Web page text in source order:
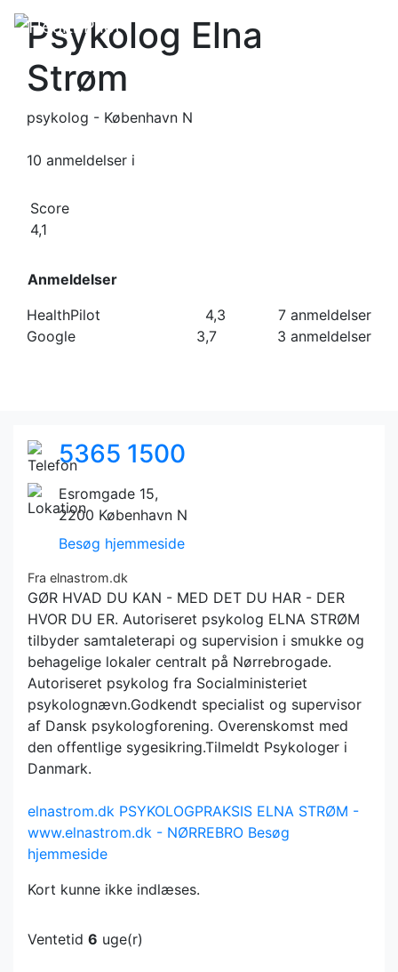
Psykolog Elna
Strøm
psykolog - København N
10 anmeldelser i
Score
4,1
Anmeldelser
HealthPilot
4,3
7 anmeldelser
Google
3,7 3 anmeldelser
5365 1500
Esromgade 15,
2200 København N
Besøg hjemmeside
Fra elnastrom.dk
GØR HVAD DU KAN - MED DET DU HAR - DER
HVOR DU ER. Autoriseret psykolog ELNA STRØM
tilbyder samtaleterapi og supervision i smukke og
behagelige lokaler centralt på Nørrebrogade.
Autoriseret psykolog fra Socialministeriet
psykolognævn.Godkendt specialist og supervisor
af Dansk psykologforening. Overenskomst med
den offentlige sygesikring.Tilmeldt Psykologer i
Danmark.
elnastrom.dk PSYKOLOGPRAKSIS ELNA STRØM -
www.elnastrom.dk - NØRREBRO Besøg
hjemmeside
Kort kunne ikke indlæses.
Ventetid 6 uge(r)